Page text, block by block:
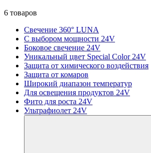
6 товаров
Свечение 360° LUNA
С выбором мощности 24V
Боковое свечение 24V
Уникальный цвет Special Color 24V
Защита от химического воздействия
Защита от комаров
Широкий диапазон температур
Для освещения продуктов 24V
Фито для роста 24V
Ультрафиолет 24V